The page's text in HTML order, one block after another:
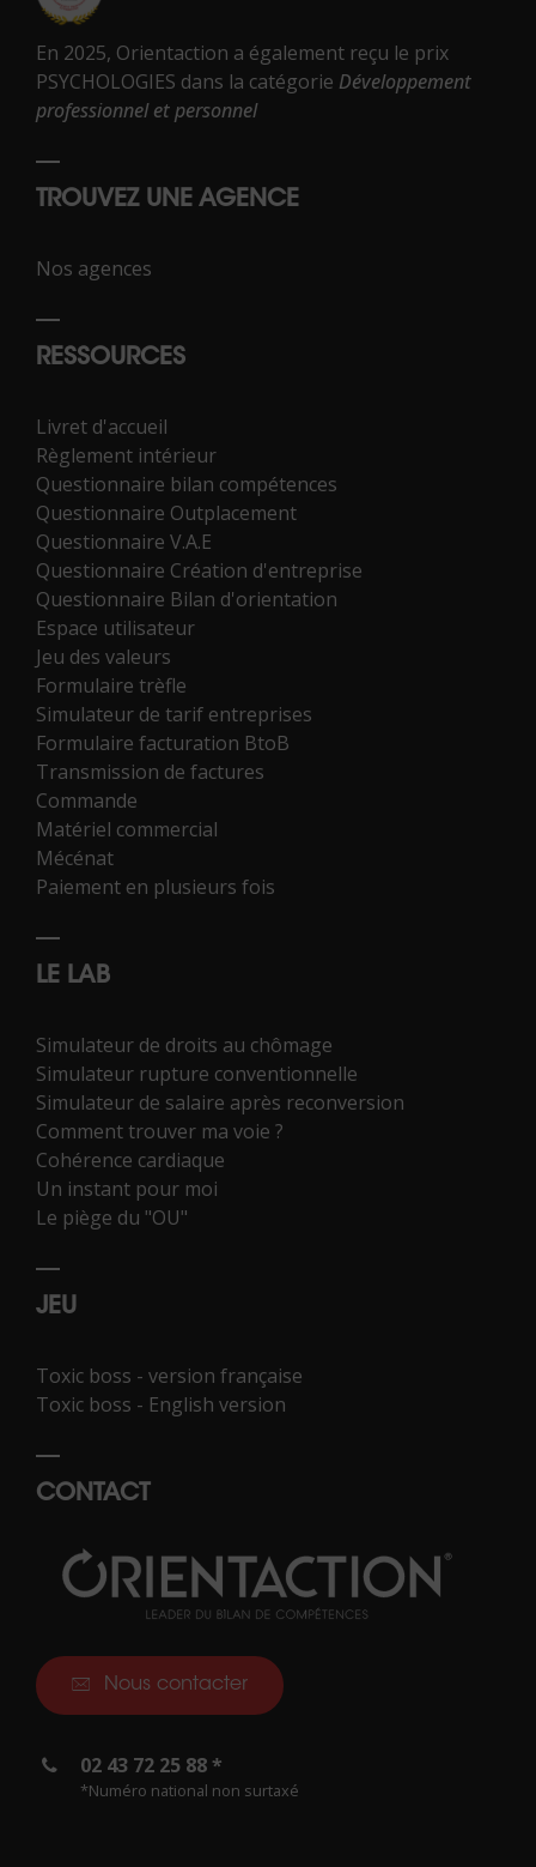
En 2025, Orientaction a également reçu le prix
PSYCHOLOGIES dans la catégorie Développement
professionnel et personnel
TROUVEZ UNE AGENCE
Nos agences
RESSOURCES
Livret d'accueil
Règlement intérieur
Questionnaire bilan compétences
Questionnaire Outplacement
Questionnaire V.A.E
Questionnaire Création d'entreprise
Questionnaire Bilan d'orientation
Espace utilisateur
Jeu des valeurs
Formulaire trèfle
Simulateur de tarif entreprises
Formulaire facturation BtoB
Transmission de factures
Commande
Matériel commercial
Mécénat
Paiement en plusieurs fois
LE LAB
Simulateur de droits au chômage
Simulateur rupture conventionnelle
Simulateur de salaire après reconversion
Comment trouver ma voie ?
Cohérence cardiaque
Un instant pour moi
Le piège du "OU"
JEU
Toxic boss - version française
Toxic boss - English version
CONTACT
Nous contacter
02 43 72 25 88 *
*Numéro national non surtaxé